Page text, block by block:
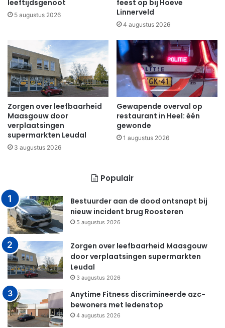
leeftijdsgenoot
5 augustus 2026
feest op bij Hoeve
Linnerveld
4 augustus 2026
Zorgen over leefbaarheid
Maasgouw door
verplaatsingen
supermarkten Leudal
3 augustus 2026
Gewapende overval op
restaurant in Heel: één
gewonde
1 augustus 2026
Populair
Bestuurder aan de dood ontsnapt bij
nieuw incident brug Roosteren
5 augustus 2026
Zorgen over leefbaarheid Maasgouw
door verplaatsingen supermarkten
Leudal
3 augustus 2026
Anytime Fitness discrimineerde azc-
bewoners met ledenstop
4 augustus 2026